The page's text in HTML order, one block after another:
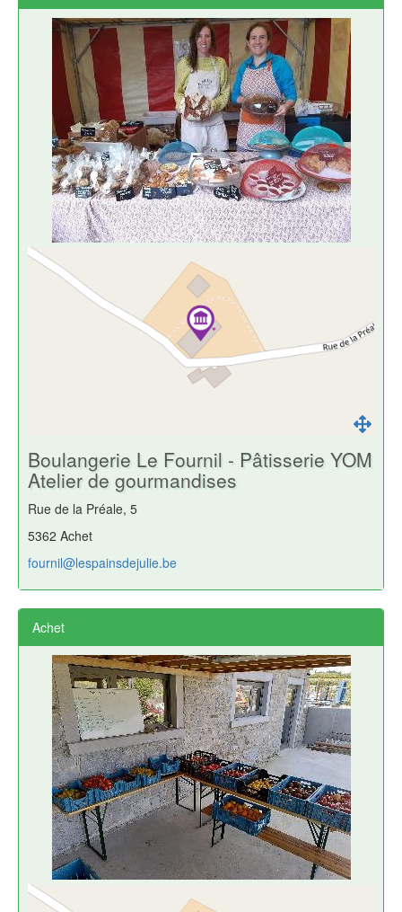
Boulangerie Le Fournil - Pâtisserie YOM
Atelier de gourmandises
Rue de la Préale, 5
5362 Achet
fournil@lespainsdejulie.be
Achet